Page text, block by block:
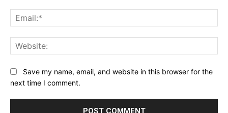
Save my name, email, and website in this browser for the
next time I comment.